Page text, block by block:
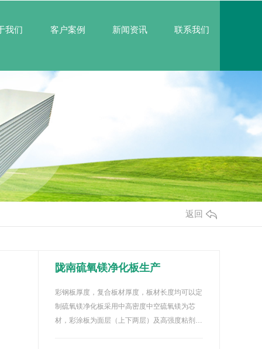
我们 客户案例 新闻资讯 联系我们
返回
陇南硫氧镁净化板生产
彩钢板厚度，复合板材厚度，板材长度均可以定
制硫氧镁净化板采用中高密度中空硫氧镁为芯
材，彩涂板为面层（上下两层）及高强度粘剂…